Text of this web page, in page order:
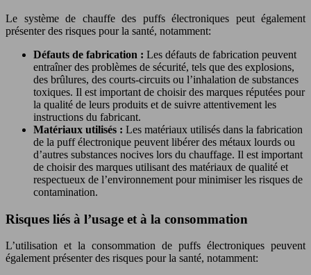
Le système de chauffe des puffs électroniques peut également
présenter des risques pour la santé, notamment:
Défauts de fabrication : Les défauts de fabrication peuvent
entraîner des problèmes de sécurité, tels que des explosions,
des brûlures, des courts-circuits ou l’inhalation de substances
toxiques. Il est important de choisir des marques réputées pour
la qualité de leurs produits et de suivre attentivement les
instructions du fabricant.
Matériaux utilisés : Les matériaux utilisés dans la fabrication
de la puff électronique peuvent libérer des métaux lourds ou
d’autres substances nocives lors du chauffage. Il est important
de choisir des marques utilisant des matériaux de qualité et
respectueux de l’environnement pour minimiser les risques de
contamination.
Risques liés à l’usage et à la consommation
L’utilisation et la consommation de puffs électroniques peuvent
également présenter des risques pour la santé, notamment: